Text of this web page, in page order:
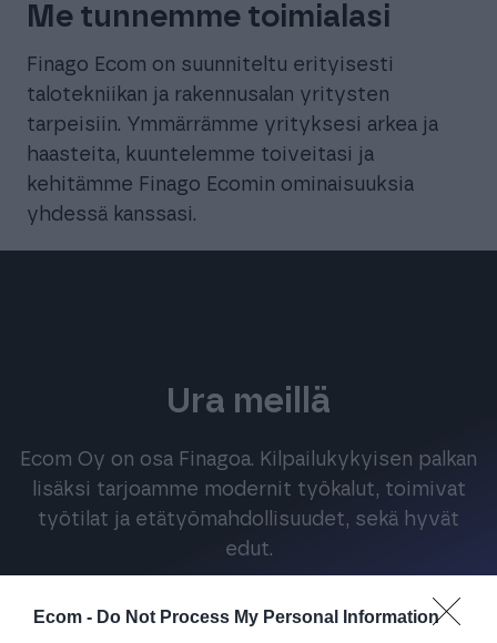
Ecom - Do Not Process My Personal Information
Me tunnemme toimialasi
Finago Ecom on suunniteltu erityisesti
talotekniikan ja rakennusalan yritysten
tarpeisiin. Ymmärrämme yrityksesi arkea ja
haasteita, kuuntelemme toiveitasi ja
kehitämme Finago Ecomin ominaisuuksia
yhdessä kanssasi.
Ura meillä
Ecom Oy on osa Finagoa. Kilpailukykyisen palkan
lisäksi tarjoamme modernit työkalut, toimivat
työtilat ja etätyömahdollisuudet, sekä hyvät
edut.
Tutustu tarkemmin Finago-tiimiin